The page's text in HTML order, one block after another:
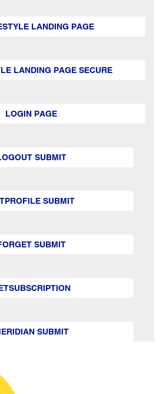
LANDING PAGE
LANDING PAGE SECURE
LOGIN PAGE
SUBMIT
SUBMIT
SUBMIT
SUBMIT